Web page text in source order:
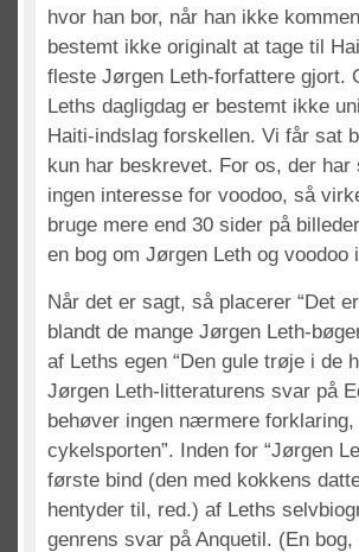
hvor han bor, når han ikke
bestemt ikke originalt at tage til
fleste Jørgen Leth-forfattere gjort.
Leths dagligdag er bestemt ikke
Haiti-indslag forskellen. Vi får sat
kun har beskrevet. For os, der
ingen interesse for voodoo, så
bruge mere end 30 sider på
en bog om Jørgen Leth og voodoo
Når det er sagt, så placerer “Det
blandt de mange Jørgen Leth-
af Leths egen “Den gule trøje i de
Jørgen Leth-litteraturens svar på
behøver ingen nærmere
cykelsporten”. Inden for “Jørgen
første bind (den med kokkens
hentyder til, red.) af Leths
genrens svar på Anquetil. (En